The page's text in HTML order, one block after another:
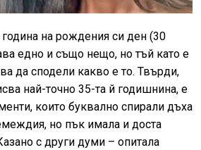
на рождения си ден (30
едно и също нещо, но тъй като е
да сподели какво е то. Твърди,
най-точно 35-та й годишнина, е
които буквално спирали дъха
но пък имала и доста
с други думи – опитала